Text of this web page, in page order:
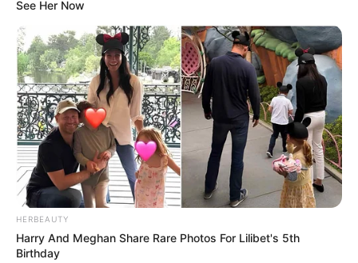
Yasmin Napper Aura Kasih
Alamat email Anda tidak akan dipublikasikan.
See Her Now
HERBEAUTY
Harry And Meghan Share Rare Photos For Lilibet's 5th
Birthday